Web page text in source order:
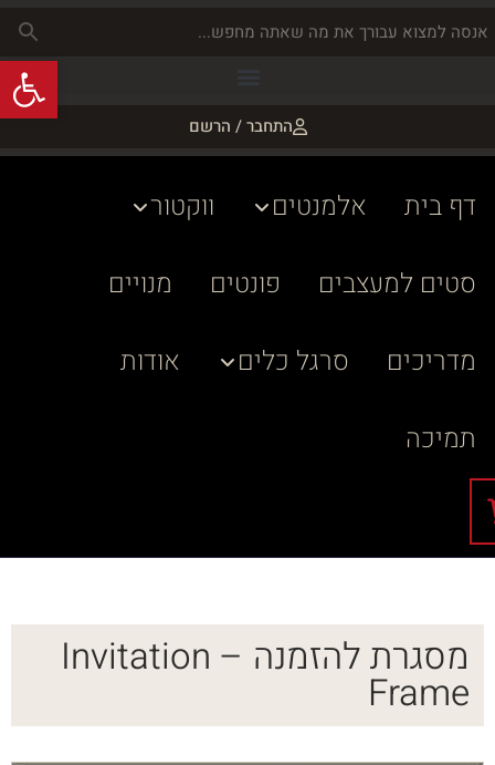
התחבר / הרשם
דף בית אלמנטים
ווקטור
סטים למעצבים
פונטים
מנויים
מדריכים
סרגל כלים
אודות
תמיכה
מסגרת להזמנה – Invitation
Frame